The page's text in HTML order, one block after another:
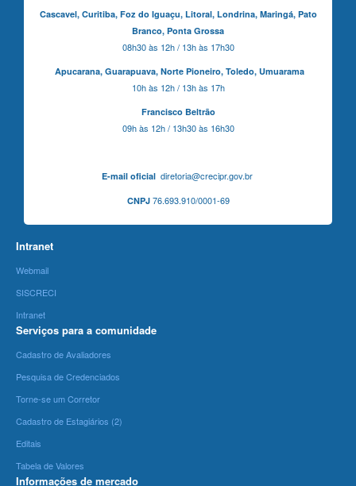
Cascavel, Curitiba,Foz do Iguaçu, Litoral, Londrina, Maringá, Pato
Branco, Ponta Grossa
08h30 às 12h / 13h às 17h30
Apucarana, Guarapuava, Norte Pioneiro, Toledo, Umuarama
10h às 12h / 13h às 17h
Francisco Beltrão
09h às 12h / 13h30 às 16h30
E-mail oficialdiretoria@crecipr.gov.br
CNPJ76.693.910/0001-69
Intranet
Webmail
SISCRECI
Intranet
Serviços para a comunidade
Cadastro de Avaliadores
Pesquisa de Credenciados
Torne-se um Corretor
Cadastro de Estagiários (2)
Editais
Tabela de Valores
Informações de mercado